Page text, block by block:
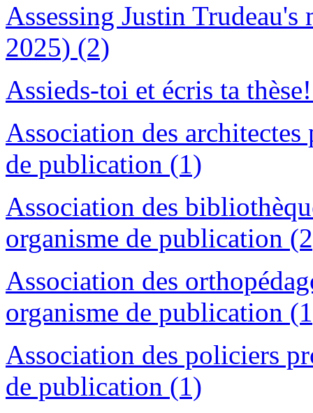
Assessing Justin
2025) (2)
Assieds-toi et écris ta
Association des architectes
de publication (1)
Association des
organisme de publication
Association des
organisme de publication
Association des policiers
de publication (1)